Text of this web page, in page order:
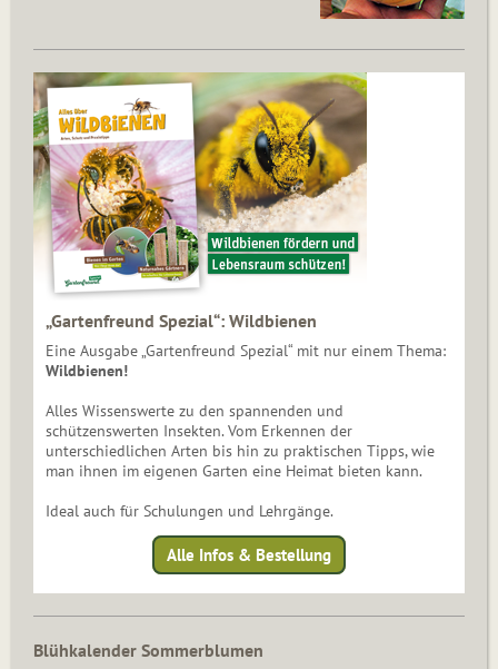
„Gartenfreund Spezial“: Wildbienen
Eine Ausgabe „Gartenfreund Spezial“ mit nur einem Thema:
Wildbienen!
Alles Wissenswerte zu den spannenden und
schützenswerten Insekten. Vom Erkennen der
unterschiedlichen Arten bis hin zu praktischen Tipps, wie
man ihnen im eigenen Garten eine Heimat bieten kann.
Ideal auch für Schulungen und Lehrgänge.
Alle Infos & Bestellung
Blühkalender Sommerblumen